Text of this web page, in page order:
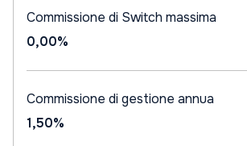
Commissione di Switch massima
0,00%
Commissione di gestione annua
1,50%